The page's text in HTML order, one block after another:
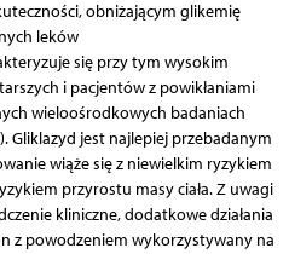
obniżającym glikemię
leków
się przy tym wysokim
i pacjentów z powikłaniami
wieloośrodkowych badaniach
Gliklazyd jest najlepiej przebadanym
wiąże się z niewielkim ryzykiem
przyrostu masy ciała. Z uwagi
kliniczne, dodatkowe działania
z powodzeniem wykorzystywany na